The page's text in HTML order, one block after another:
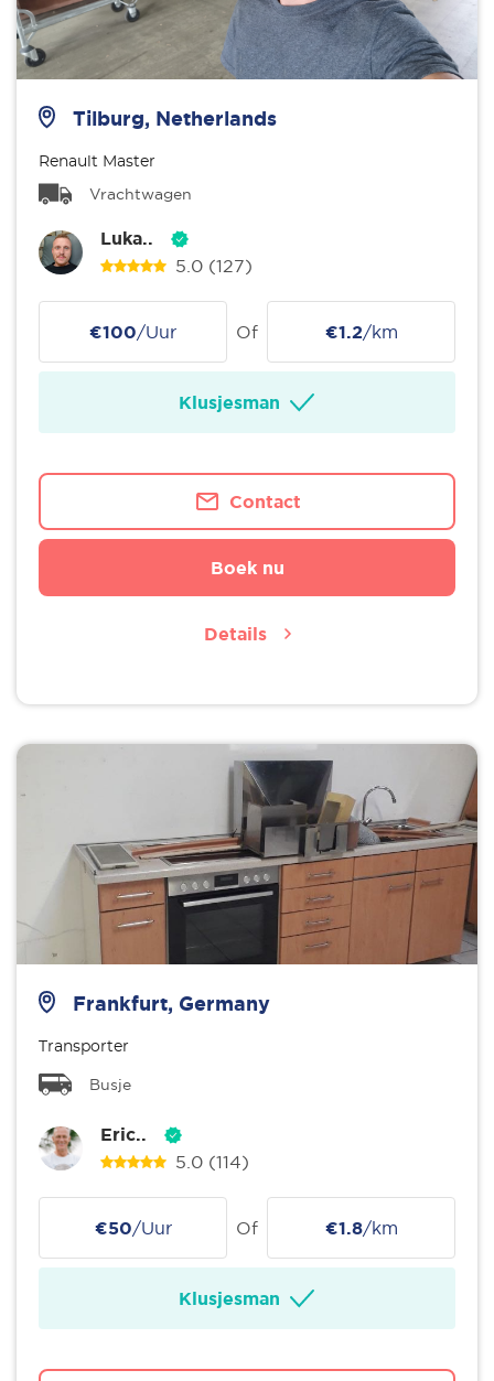
Tilburg, Netherlands
Renault Master
Vrachtwagen
Luka..
5.0 (127)
€100/Uur Of €1.2/km
Klusjesman
Contact
Boek nu
Details
Frankfurt, Germany
Transporter
Busje
Eric..
5.0 (114)
€50/Uur Of €1.8/km
Klusjesman